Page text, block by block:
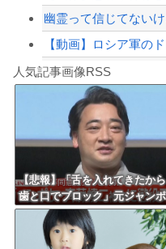
幽霊って信じてないけ
8/4のニュース
更新中止のお知らせ
人気記事画像RSS
【悲報】「舌を入れてきたから
歯と口でブロック」元ジャンポ
ケ斉藤の不同意性交公判